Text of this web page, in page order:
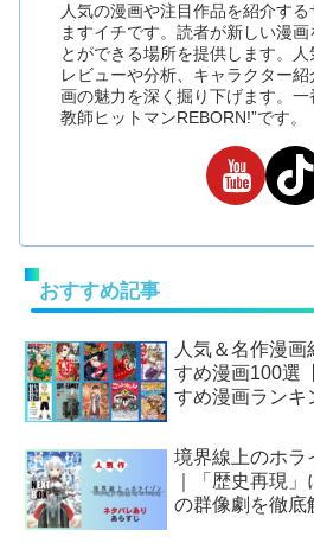
人気の漫画や注目作品を紹介す
ますイチです。読者が新しい漫画
とができる場所を提供します。
レビューや分析、キャラクター
画の魅力を深く掘り下げます。一
教師ヒットマンREBORN!”です。
おすすめ記事
人気＆名作漫
すめ漫画100選
すめ漫画ランキ
境界線上のホラ
｜「歴史再現
の群像劇を徹底